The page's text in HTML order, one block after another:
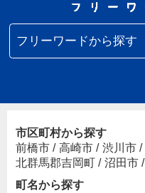
市区町村から探す
前橋市 / 高崎市 / 渋川市 /
北群馬郡吉岡町 / 沼田市 /
町名から探す